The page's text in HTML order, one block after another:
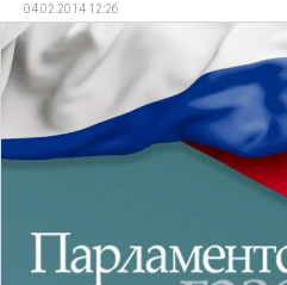
04.02.2014 12:26